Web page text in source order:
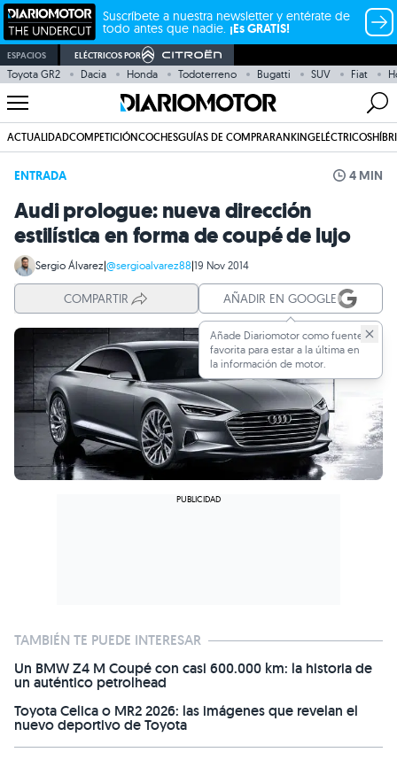
Suscríbete a nuestra newsletter y entérate de
todo antes que nadie. ¡Es GRATIS!
ESPACIOS ELÉCTRICOS POR
Toyota GR2 Dacia Honda Todoterreno Bugatti SUV Fiat
ACTUALIDADCOMPETICIÓNCOCHESGUÍAS DE COMPRARANKINGELÉCTRICOS
ENTRADA 4 MIN
Audi prologue: nueva dirección
estilística en forma de coupé de lujo
Sergio Álvarez|@sergioalvarez88|19 Nov 2014
COMPARTIR AÑADIR EN GOOGLE
Añade Diariomotor como fuente
favorita para estar a la última en
la información de motor.
TAMBIÉN TE PUEDE INTERESAR
Un BMW Z4 M Coupé con casi 600.000 km: la historia de
un auténtico petrolhead
Toyota Celica o MR2 2026: las imágenes que revelan el
nuevo deportivo de Toyota